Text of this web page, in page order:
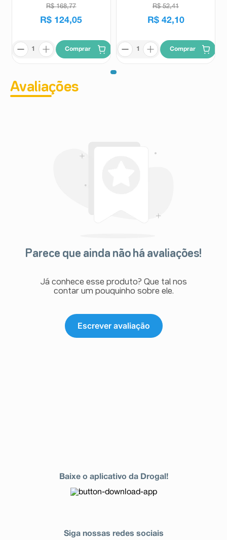
R$ 168,77
R$ 124,05
Comprar
R$ 52,41
R$ 42,10
Comprar
Avaliações
Parece que ainda não há avaliações!
Já conhece esse produto? Que tal nos
contar um pouquinho sobre ele.
Escrever avaliação
Baixe o aplicativo da Drogal!
Siga nossas redes sociais